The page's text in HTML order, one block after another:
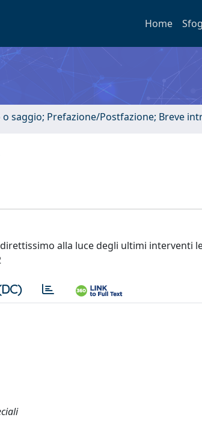
Home
saggio; Prefazione/Postfazione; Breve
alla luce degli ultimi interventi